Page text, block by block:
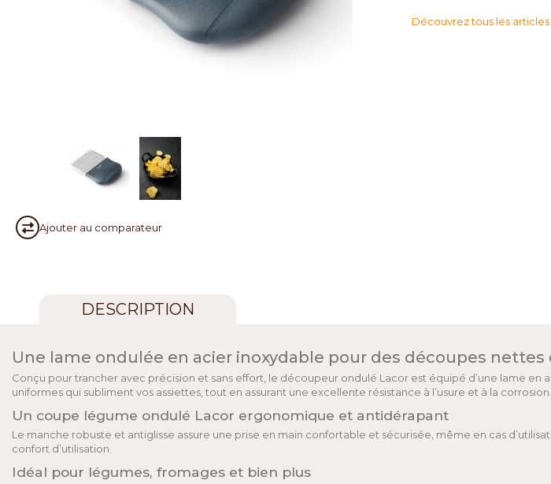
Ajouter au comparateur
Découvrez tous les articles
DESCRIPTION
Une lame ondulée en acier inoxydable pour des découpes nettes
Conçu pour trancher avec précision et sans effort, le découpeur ondulé Lacor est équipé d’une lame
uniformes qui subliment vos assiettes, tout en assurant une excellente résistance à l’usure et à la corrosion.
Un coupe légume ondulé Lacor ergonomique et antidérapant
Le manche robuste et antiglisse assure une prise en main confortable et sécurisée, même en cas
confort d’utilisation.
Idéal pour légumes, fromages et bien plus